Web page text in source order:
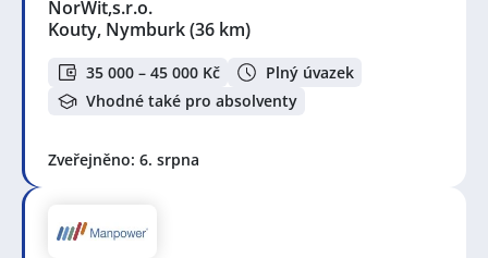
NorWit,s.r.o.
Kouty, Nymburk(36 km)
35 000 – 45 000 Kč
Plný úvazek
Vhodné také pro absolventy
Zveřejněno: 6. srpna